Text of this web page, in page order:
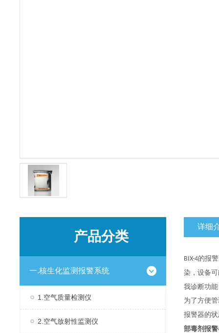
产品分类
一.核生化监测报警系统
1.空气质量检测仪
2.空气放射性监测仪
详细
BIX-4的报
染，设备
我诊断功
为了方便
报警器的
部毒剂报